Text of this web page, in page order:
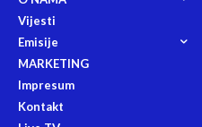
Vijesti
Emisije
MARKETING
Impresum
Kontakt